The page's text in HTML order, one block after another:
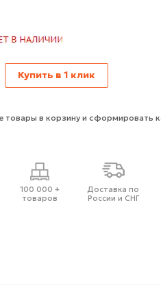
Купить в 1 клик
в корзину и сформировать
100 000 +
товаров
Доставка по
России и СНГ